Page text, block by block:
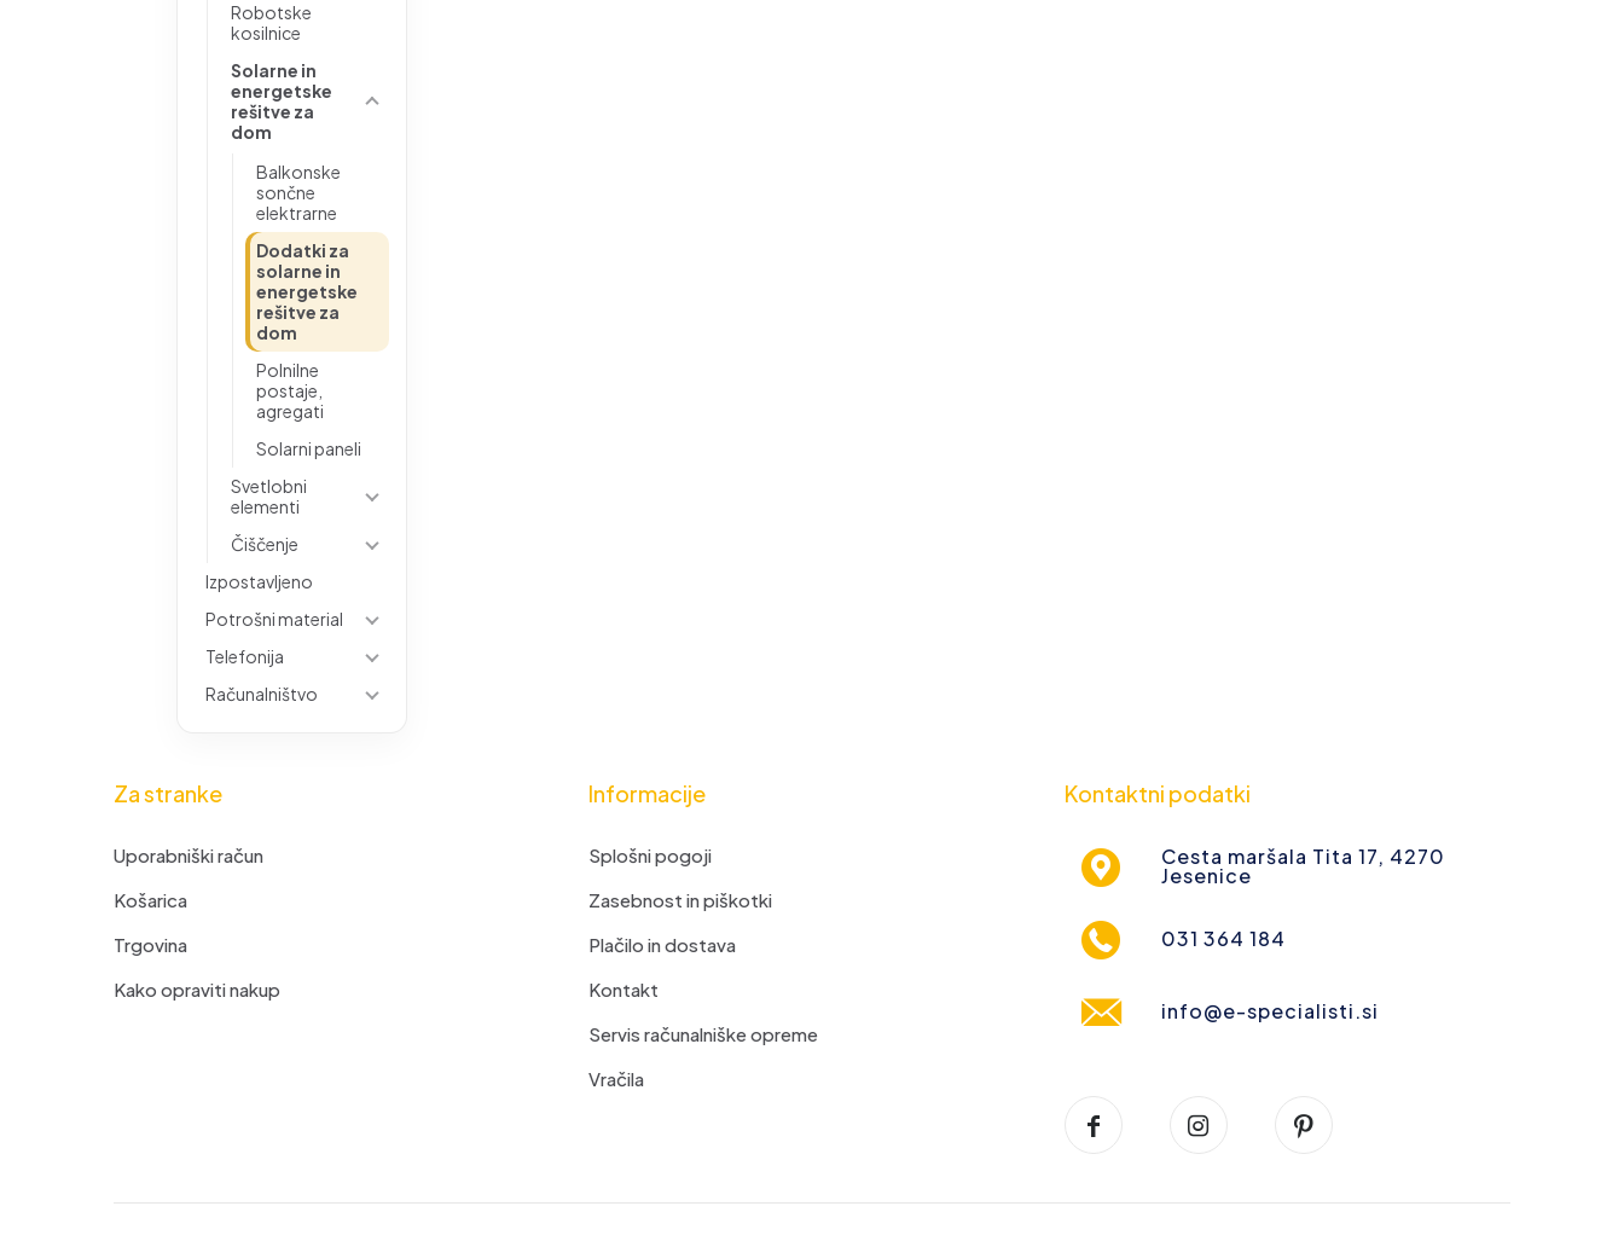
Robotske
kosilnice
Solarne in
energetske
rešitve za
dom
Balkonske
sončne
elektrarne
Dodatki za
solarne in
energetske
rešitve za
dom
Polnilne
postaje,
agregati
Solarni paneli
Svetlobni
elementi
Čiščenje
Izpostavljeno
Potrošni material
Telefonija
Računalništvo
Za stranke
Uporabniški račun
Košarica
Trgovina
Kako opraviti nakup
Informacije
Splošni pogoji
Zasebnost in piškotki
Plačilo in dostava
Kontakt
Servis računalniške opreme
Vračila
Kontaktni podatki
Cesta maršala Tita 17, 4270
Jesenice
031 364 184
info@e-specialisti.si